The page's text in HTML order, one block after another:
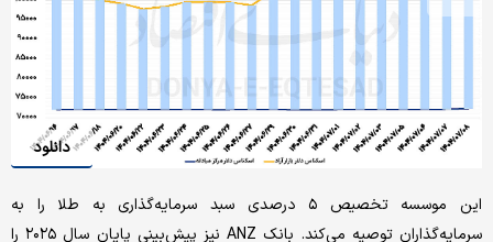
دانلود
این موسسه تخصیص ۵ درصدی سبد سرمایه‌گذاری به طلا را به
سرمایه‌گذاران توصیه می‌کند. بانک ANZ نیز پیش‌بینی پایان سال ۲۰۲۵ را